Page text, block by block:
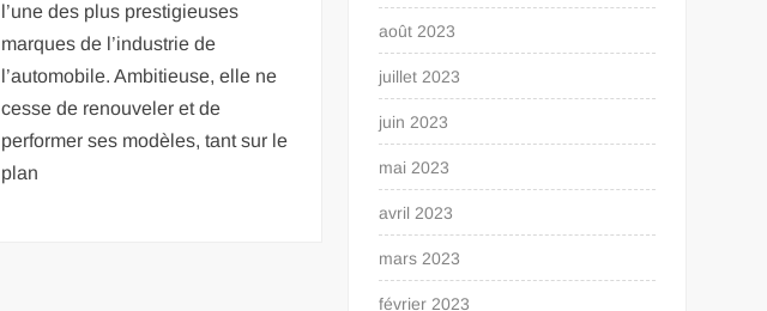
l’une des plus prestigieuses
marques de l’industrie de
l’automobile. Ambitieuse, elle ne
cesse de renouveler et de
performer ses modèles, tant sur le
plan
août 2023
juillet 2023
juin 2023
mai 2023
avril 2023
mars 2023
février 2023